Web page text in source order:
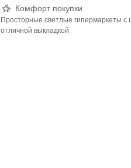
Комфорт покупки
Просторные светлые гипермаркеты с
отличной выкладкой